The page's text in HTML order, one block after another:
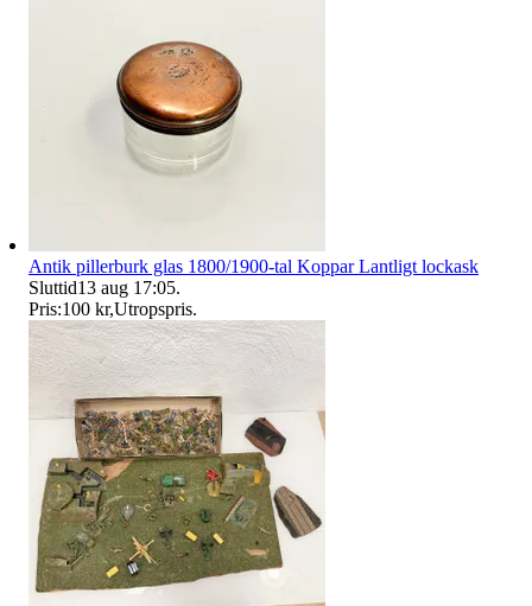
Antik pillerburk glas 1800/1900-tal Koppar Lantligt lockask
Sluttid13 aug 17:05.
Pris:100 kr,Utropspris.